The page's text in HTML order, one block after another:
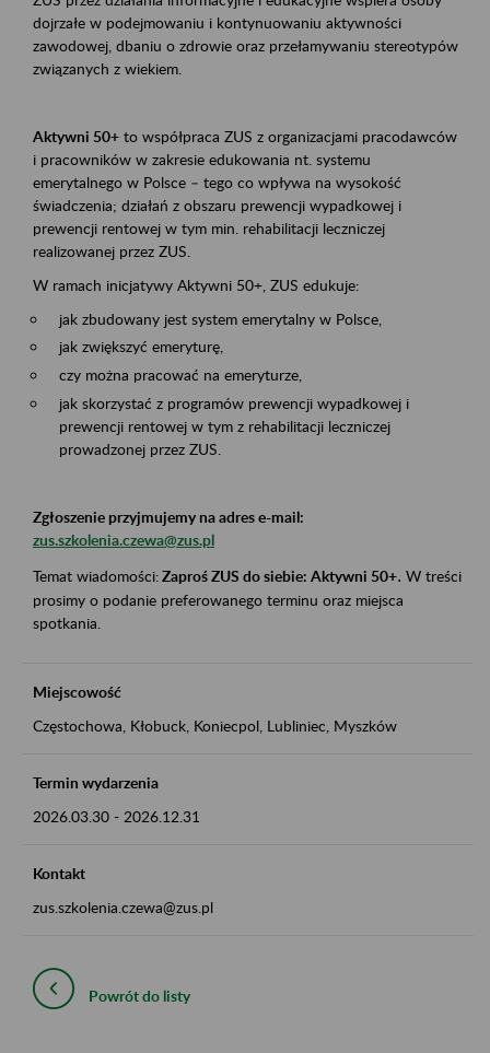
dojrzałe w podejmowaniu i kontynuowaniu aktywności
zawodowej, dbaniu o zdrowie oraz przełamywaniu stereotypów
związanych z wiekiem.
Aktywni 50+ to współpraca ZUS z organizacjami pracodawców
i pracowników w zakresie edukowania nt. systemu
emerytalnego w Polsce – tego co wpływa na wysokość
świadczenia; działań z obszaru prewencji wypadkowej i
prewencji rentowej w tym min. rehabilitacji leczniczej
realizowanej przez ZUS.
W ramach inicjatywy Aktywni 50+, ZUS edukuje:
jak zbudowany jest system emerytalny w Polsce,
jak zwiększyć emeryturę,
czy można pracować na emeryturze,
jak skorzystać z programów prewencji wypadkowej i
prewencji rentowej w tym z rehabilitacji leczniczej
prowadzonej przez ZUS.
Zgłoszenie przyjmujemy na adres e-mail:
zus.szkolenia.czewa@zus.pl
Temat wiadomości:Zaproś ZUS do siebie: Aktywni 50+. W treści
prosimy o podanie preferowanego terminu oraz miejsca
spotkania.
Miejscowość
Częstochowa, Kłobuck, Koniecpol, Lubliniec, Myszków
Termin wydarzenia
2026.03.30 - 2026.12.31
Kontakt
zus.szkolenia.czewa@zus.pl
Powrót do listy